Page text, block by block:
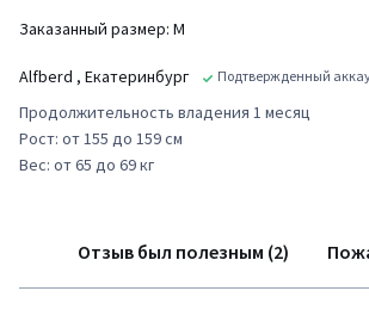
Заказанный размер: М
Alfberd , Екатеринбург Подтвержденный
Продолжительность владения 1 месяц
Рост: от 155 до 159 см
Вес: от 65 до 69 кг
Отзыв был полезным (2)